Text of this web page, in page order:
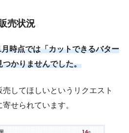
売状況
時点では「カットできるバター
かりませんでした。
してほしいというリクエスト
せられています。